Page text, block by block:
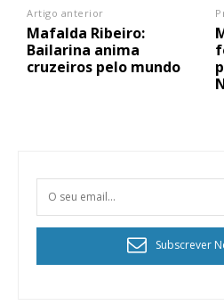
Artigo anterior
Mafalda Ribeiro:
Bailarina anima
cruzeiros pelo mundo
Subscrever